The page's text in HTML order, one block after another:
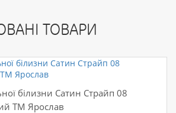
ТОВАРИ
білизни Сатин Страйп 08
ТМ Ярослав